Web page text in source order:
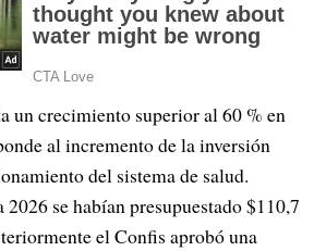
un crecimiento superior al 60 % en
al incremento de la inversión
del sistema de salud.
se habían presupuestado $110,7
el Confis aprobó una